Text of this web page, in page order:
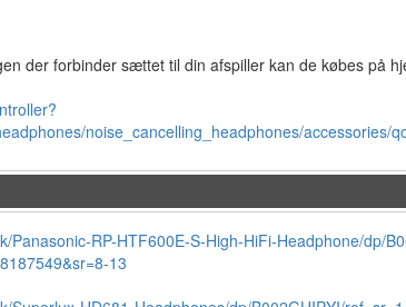
der forbinder sættet til din afspiller kan de købes på
noise_cancelling_headphones/accessories/
Panasonic-RP-HTF600E-S-High-HiFi-Headphone/dp/
13